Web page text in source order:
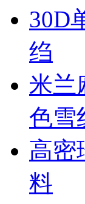
30D
绉
米兰
色雪
高密
料